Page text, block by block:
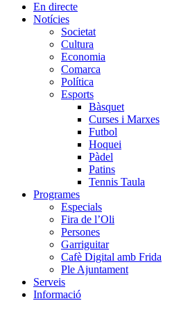
En directe
Notícies
Societat
Cultura
Economia
Comarca
Política
Esports
Bàsquet
Curses i Marxes
Futbol
Hoquei
Pàdel
Patins
Tennis Taula
Programes
Especials
Fira de l’Oli
Persones
Garriguitar
Cafè Digital amb Frida
Ple Ajuntament
Serveis
Informació